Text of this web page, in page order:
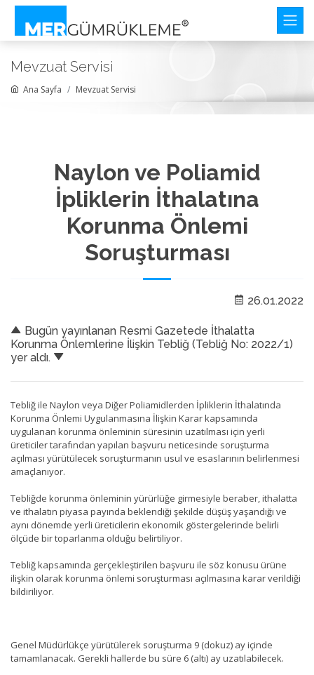
Mevzuat Servisi
Ana Sayfa Mevzuat Servisi
Naylon ve Poliamid
İpliklerin İthalatına
Korunma Önlemi
Soruşturması
26.01.2022
Bugün yayınlanan Resmi Gazetede İthalatta
Korunma Önlemlerine İlişkin Tebliğ (Tebliğ No: 2022/1)
yer aldı.
Tebliğ ile Naylon veya Diğer Poliamidlerden İpliklerin İthalatında
Korunma Önlemi Uygulanmasına İlişkin Karar kapsamında
uygulanan korunma önleminin süresinin uzatılması için yerli
üreticiler tarafından yapılan başvuru neticesinde soruşturma
açılması yürütülecek soruşturmanın usul ve esaslarının belirlenmesi
amaçlanıyor.
Tebliğde korunma önleminin yürürlüğe girmesiyle beraber, ithalatta
ve ithalatın piyasa payında beklendiği şekilde düşüş yaşandığı ve
aynı dönemde yerli üreticilerin ekonomik göstergelerinde belirli
ölçüde bir toparlanma olduğu belirtiliyor.
Tebliğ kapsamında gerçekleştirilen başvuru ile söz konusu ürüne
ilişkin olarak korunma önlemi soruşturması açılmasına karar verildiği
bildiriliyor.
Genel Müdürlükçe yürütülerek soruşturma 9 (dokuz) ay içinde
tamamlanacak. Gerekli hallerde bu süre 6 (altı) ay uzatılabilecek.